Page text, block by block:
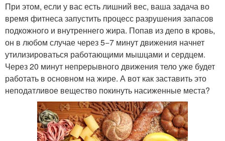
При этом, если у вас есть лишний вес, ваша задача во
время фитнеса запустить процесс разрушения запасов
подкожного и внутреннего жира. Попав из депо в кровь,
он в любом случае через 5−7 минут движения начнет
утилизироваться работающими мышцами и сердцем.
Через 20 минут непрерывного движения тело уже будет
работать в основном на жире. А вот как заставить это
неподатливое вещество покинуть насиженные места?